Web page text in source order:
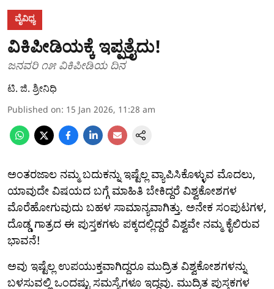
ವೈವಿಧ್ಯ
ವಿಕಿಪೀಡಿಯಕ್ಕೆ ಇಪ್ಪತ್ತೈದು!
ಜನವರಿ ೧೫ ವಿಕಿಪೀಡಿಯ ದಿನ
ಟಿ. ಜಿ. ಶ್ರೀನಿಧಿ
Published on: 15 Jan 2026, 11:28 am
ಅಂತರಜಾಲ ನಮ್ಮ ಬದುಕನ್ನು ಇಷ್ಟೆಲ್ಲ ವ್ಯಾಪಿಸಿಕೊಳ್ಳುವ ಮೊದಲು,
ಯಾವುದೇ ವಿಷಯದ ಬಗ್ಗೆ ಮಾಹಿತಿ ಬೇಕಿದ್ದರೆ ವಿಶ್ವಕೋಶಗಳ
ಮೊರೆಹೋಗುವುದು ಬಹಳ ಸಾಮಾನ್ಯವಾಗಿತ್ತು. ಅನೇಕ ಸಂಪುಟಗಳ,
ದೊಡ್ಡ ಗಾತ್ರದ ಈ ಪುಸ್ತಕಗಳು ಪಕ್ಕದಲ್ಲಿದ್ದರೆ ವಿಶ್ವವೇ ನಮ್ಮ ಕೈಲಿರುವ
ಭಾವನೆ!
ಅವು ಇಷ್ಟೆಲ್ಲ ಉಪಯುಕ್ತವಾಗಿದ್ದರೂ ಮುದ್ರಿತ ವಿಶ್ವಕೋಶಗಳನ್ನು
ಬಳಸುವಲ್ಲಿ ಒಂದಷ್ಟು ಸಮಸ್ಯೆಗಳೂ ಇದ್ದವು. ಮುದ್ರಿತ ಪುಸ್ತಕಗಳ